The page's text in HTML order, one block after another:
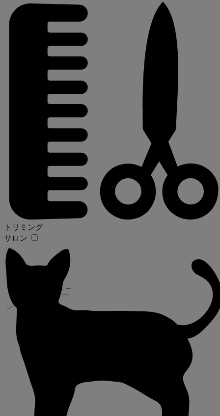
トリミング
サロン